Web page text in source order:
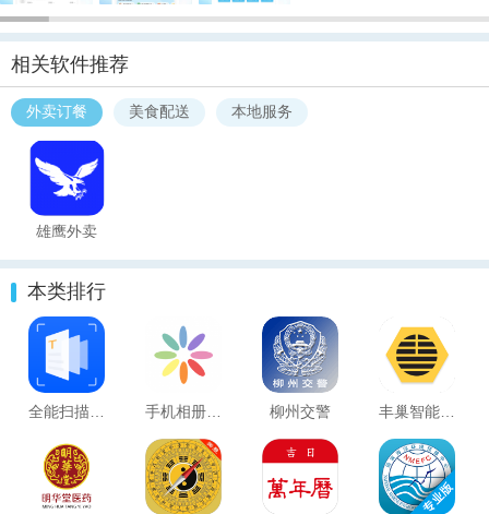
相关软件推荐
外卖订餐 美食配送 本地服务
雄鹰外卖
本类排行
柳州交警